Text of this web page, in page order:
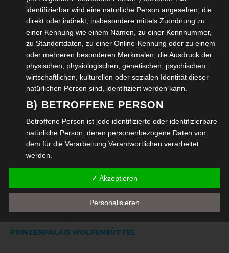
Informationen rund ums Älterwerden
Adventsmarkt 2025 Wolfenbüttel
Im August 2025 feierte das Bildungszentrum
Wolfenbüttel sein Hoffest
Oldtimer Nutzfahrzeuge am Start Siebte BÜSSING Elm-
Ausfahrt 2025
Kleinkunstabend in der Wolfenbütteler Veränder.Bar
Neueste Kommentare
PRINZENPALAIS WOLFENBÜTTEL
identifizierbar wird eine natürliche Person angesehen, die
direkt oder indirekt, insbesondere mittels Zuordnung zu
einer Kennung wie einem Namen, zu einer Kennnummer,
zu Standortdaten, zu einer Online-Kennung oder zu einem
oder mehreren besonderen Merkmalen, die Ausdruck der
physischen, physiologischen, genetischen, psychischen,
wirtschaftlichen, kulturellen oder sozialen Identität dieser
natürlichen Person sind, identifiziert werden kann.
B) BETROFFENE PERSON
Betroffene Person ist jede identifizierte oder identifizierbare
natürliche Person, deren personenbezogene Daten von
dem für die Verarbeitung Verantwortlichen verarbeitet
werden.
C) VERARBEITUNG
Verarbeitung ist jeder mit oder ohne Hilfe automatisierter
Verfahren ausgeführte Vorgang oder jede solche
Vorgangsreihe im Zusammenhang mit
personenbezogenen Daten wie das Erheben, das
Erfassen, die Organisation, das Ordnen, die Speicherung,
✓ Akzeptieren
Personalisieren